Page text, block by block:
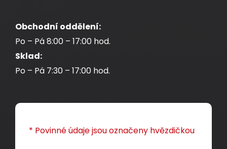
Obchodní oddělení:
Po – Pá 8:00 – 17:00 hod.
Sklad:
Po – Pá 7:30 – 17:00 hod.
* Povinné údaje jsou označeny hvězdičkou